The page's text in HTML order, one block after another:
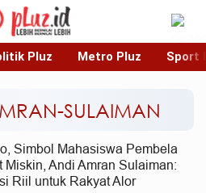
Pluz Metro Pluz Sport
SULAIMAN
Simbol Mahasiswa Pembela
Miskin, Andi Amran Sulaiman:
Riil untuk Rakyat Alor